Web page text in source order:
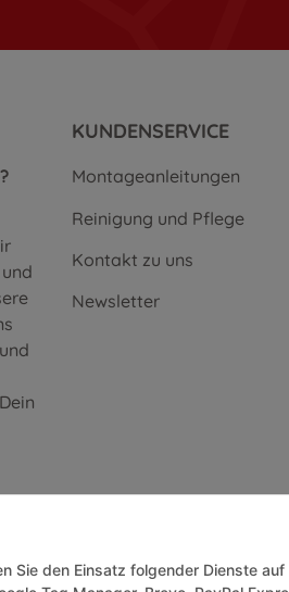
KUNDENSERVICE
Montageanleitungen
Reinigung und Pflege
Kontakt zu uns
Newsletter
Sie den Einsatz folgender Dienste